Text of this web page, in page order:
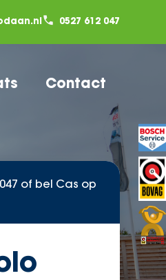
0527 612 047
Contact
of bel Cas op